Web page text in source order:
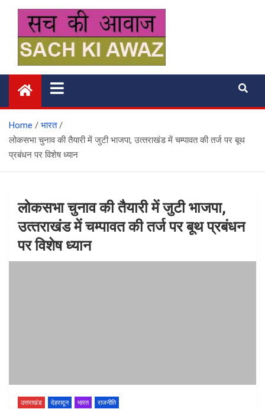
content
सच की आवाज
Home
भारत
लोकसभा चुनाव की तैयारी में जुटी भाजपा, उत्‍तराखंड में चम्पावत की तर्ज पर बूथ
प्रबंधन पर विशेष ध्यान
लोकसभा चुनाव की तैयारी में जुटी भाजपा,
उत्‍तराखंड में चम्पावत की तर्ज पर बूथ प्रबंधन
पर विशेष ध्यान
उत्तराखंड देहरादून भारत राजनीति